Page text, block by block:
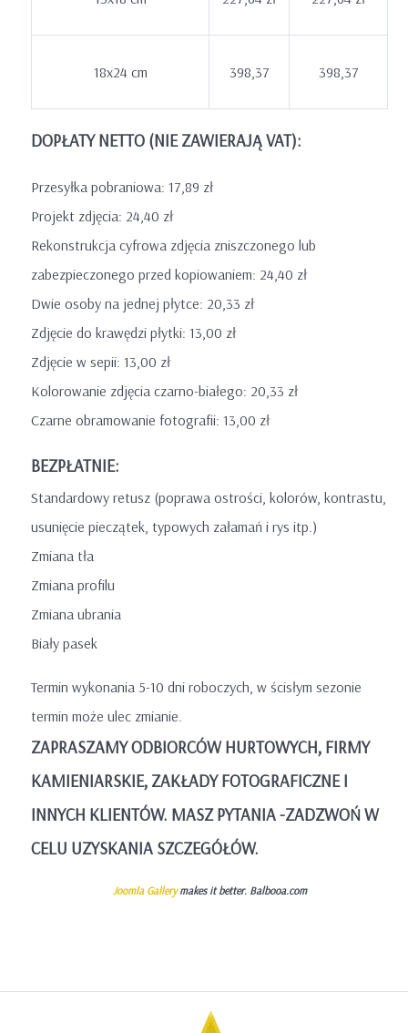
18x24 cm 398,37 398,37
DOPŁATY NETTO (NIE ZAWIERAJĄ VAT):
Przesyłka pobraniowa: 17,89 zł
Projekt zdjęcia: 24,40 zł
Rekonstrukcja cyfrowa zdjęcia zniszczonego lub
zabezpieczonego przed kopiowaniem: 24,40 zł
Dwie osoby na jednej płytce: 20,33 zł
Zdjęcie do krawędzi płytki: 13,00 zł
Zdjęcie w sepii: 13,00 zł
Kolorowanie zdjęcia czarno-białego: 20,33 zł
Czarne obramowanie fotografii: 13,00 zł
BEZPŁATNIE:
Standardowy retusz (poprawa ostrości, kolorów, kontrastu,
usunięcie pieczątek, typowych załamań i rys itp.)
Zmiana tła
Zmiana profilu
Zmiana ubrania
Biały pasek
Termin wykonania 5-10 dni roboczych, w ścisłym sezonie
termin może ulec zmianie.
ZAPRASZAMY ODBIORCÓW HURTOWYCH, FIRMY
KAMIENIARSKIE, ZAKŁADY FOTOGRAFICZNE I
INNYCH KLIENTÓW. MASZ PYTANIA -ZADZWOŃ W
CELU UZYSKANIA SZCZEGÓŁÓW.
Joomla Gallerymakes it better. Balbooa.com